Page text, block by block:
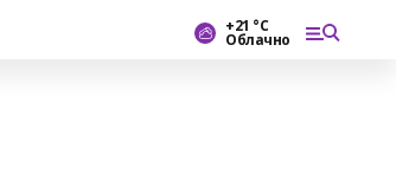
+21 °С
Облачно